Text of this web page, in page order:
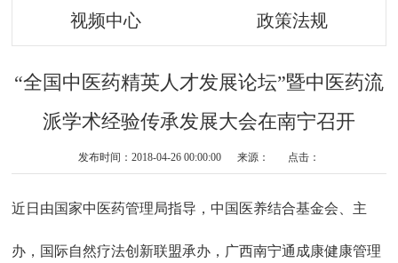
视频中心 政策法规
“全国中医药精英人才发展论坛”暨中医药流
派学术经验传承发展大会在南宁召开
发布时间：2018-04-26 00:00:00 来源： 点击：
近日由国家中医药管理局指导，中国医养结合基金会、主
办，国际自然疗法创新联盟承办，广西南宁通成康健康管理